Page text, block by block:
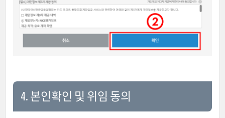
4. 본인확인 및 위임 동의